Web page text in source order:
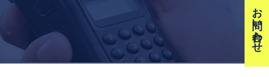
お問い合わせ